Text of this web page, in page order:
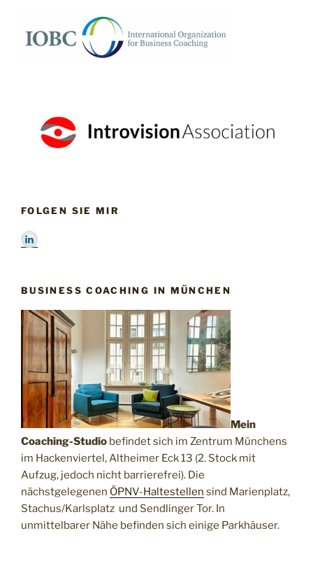
FOLGEN SIE MIR
BUSINESS COACHING IN MÜNCHEN
Mein
Coaching-Studio befindet sich im Zentrum Münchens
im Hackenviertel, Altheimer Eck 13 (2. Stock mit
Aufzug, jedoch nicht barrierefrei). Die
nächstgelegenen ÖPNV-Haltestellen sind Marienplatz,
Stachus/Karlsplatz und Sendlinger Tor. In
unmittelbarer Nähe befinden sich einige Parkhäuser.